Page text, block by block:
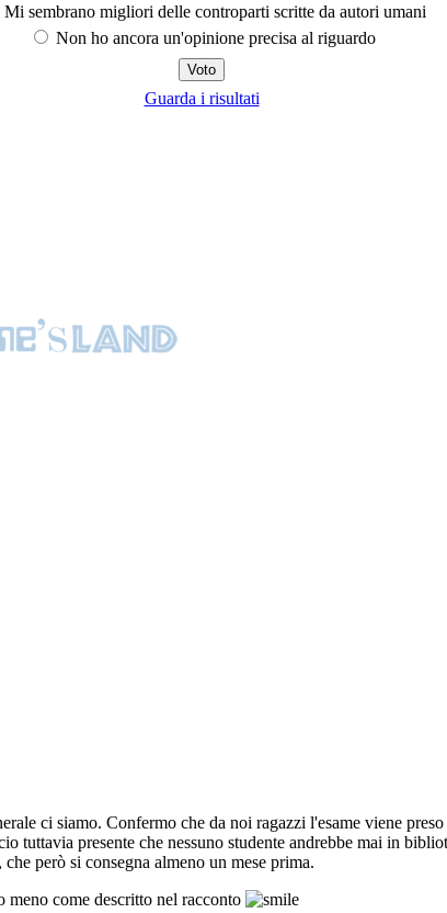
Mi sembrano migliori delle controparti scritte da autori umani
Non ho ancora un'opinione precisa al riguardo
Guarda i risultati
ci siamo. Confermo che da noi ragazzi l'esame viene
tuttavia presente che nessuno studente andrebbe mai in
però si consegna almeno un mese prima.
come descritto nel racconto